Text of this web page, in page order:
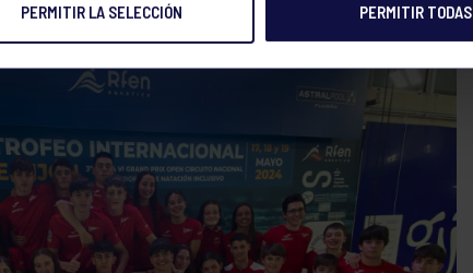
PERMITIR LA SELECCIÓN PERMITIR TODAS
DE ASTURIAS